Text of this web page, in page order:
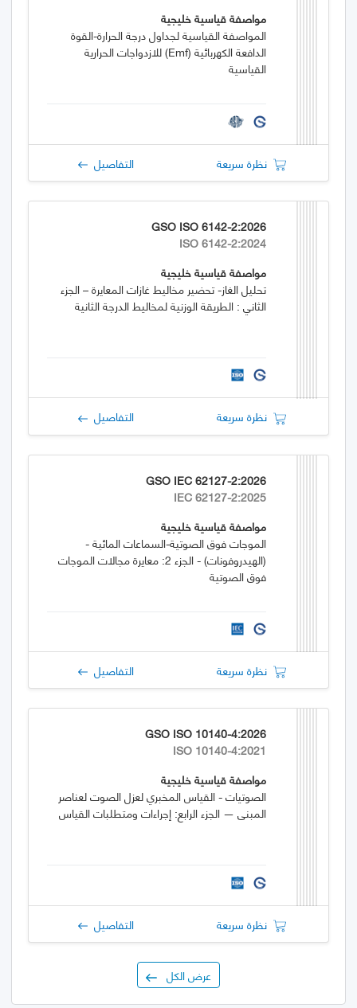
مواصفة قياسية خليجية
المواصفة القياسية لجداول درجة الحرارة-القوة
الدافعة الكهربائية (emf) للازدواجات الحرارية
القياسية
نظرة سريعة التفاصيل
GSO ISO 6142-2:2026
ISO 6142-2:2024
مواصفة قياسية خليجية
تحليل الغاز- تحضير مخاليط غازات المعايرة – الجزء
الثاني : الطريقة الوزنية لمخاليط الدرجة الثانية
نظرة سريعة التفاصيل
GSO IEC 62127-2:2026
IEC 62127-2:2025
مواصفة قياسية خليجية
الموجات فوق الصوتية-السماعات المائية -
(الهيدروفونات) - الجزء 2: معايرة مجالات الموجات
فوق الصوتية
نظرة سريعة التفاصيل
GSO ISO 10140-4:2026
ISO 10140-4:2021
مواصفة قياسية خليجية
الصوتيات - القياس المخبري لعزل الصوت لعناصر
المبنى — الجزء الرابع: إجراءات ومتطلبات القياس
نظرة سريعة التفاصيل
عرض الكل